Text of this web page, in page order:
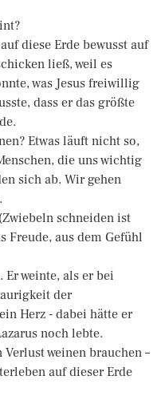
diese Erde bewusst auf
ließ, weil es
was Jesus freiwillig
dass er das größte
Etwas läuft nicht so,
die uns wichtig
sich ab. Wir gehen
schneiden ist
Freude, aus dem Gefühl
Er weinte, als er bei
der
Herz - dabei hätte er
noch lebte.
weinen brauchen –
auf dieser Erde